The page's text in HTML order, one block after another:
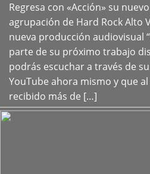
Regresa con «Acción» su
agrupación de Hard Rock Alto
nueva producción audiovisual
parte de su próximo trabajo
podrás escuchar a través de
YouTube ahora mismo y que
recibido más de […]
+